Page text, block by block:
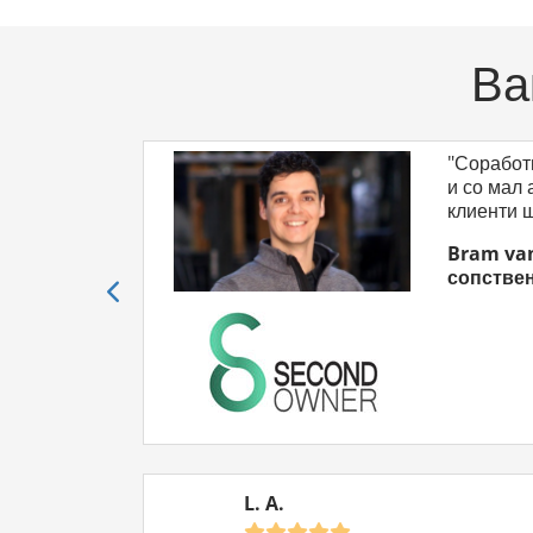
Гаранција за враќање на парите
Professional
Тестирајте без ризика:
Продавајте машини 12
месеци – целосно без ризик. Единствениот услов за
поврат на средства: Како трговец, мора за целиот
период постојано да нудите најмалку 10 машини.
Доколку не сте целосно задоволни, ќе ви ја вратиме
и со мал
клиенти
Bram
L. A.